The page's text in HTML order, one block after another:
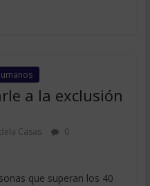
a la exclusión
Casas
0
que superan los 40